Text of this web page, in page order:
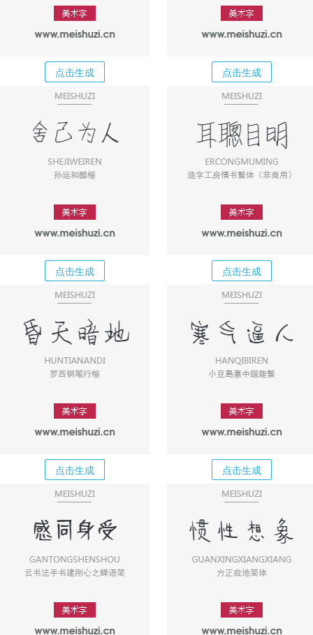
点击生成 点击生成
点击生成 点击生成
点击生成 点击生成